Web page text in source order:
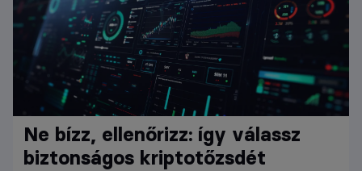
Ne bízz, ellenőrizz: így válassz
biztonságos kriptotőzsdét